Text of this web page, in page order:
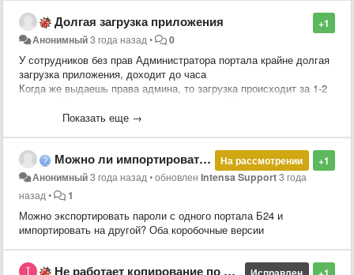
+1
Долгая загрузка приложения
Анонимный3 года назад• 0
У сотрудников без прав Администратора портала крайне долгая
загрузка приложения, доходит до часа
Когда же выдаешь права админа, то загрузка происходит за 1-2
выданы права админа внутри приложения. Пробовали с разных
Показать еще →
+1
На рассмотрении
Можно ли импортировать, ранее экспортированные пароли в Битрикс24
Анонимный3 года назад•обновленIntensa Support3 года
назад• 1
Можно экспортировать пароли с одного портала Б24 и
импортировать на другой? Оба коробочные версии
Не работает копирование по клику, уведомление о том что скопировано появляется но в буфер ничего не добавляется.